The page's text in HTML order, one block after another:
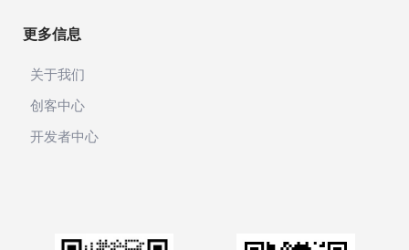
更多信息
关于我们
创客中心
开发者中心